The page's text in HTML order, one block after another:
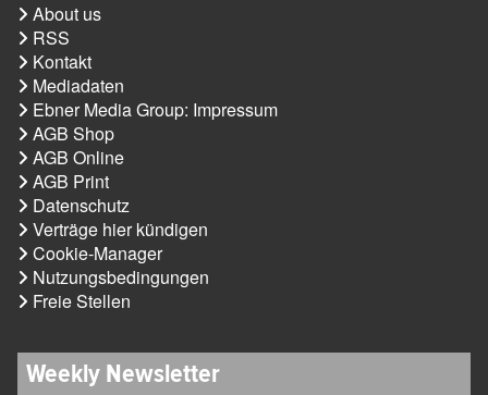
About us
RSS
Kontakt
Mediadaten
Ebner Media Group: Impressum
AGB Shop
AGB Online
AGB Print
Datenschutz
Verträge hier kündigen
Cookie-Manager
Nutzungsbedingungen
Freie Stellen
Weekly Newsletter